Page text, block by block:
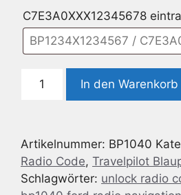
C7E3A0XXX12345678
Code
Blaupunkt
BP1040
Ford
In den Warenkorb
Artikelnummer: BP1040
Radio Code, Travelpilot
Schlagwörter: unlock radio